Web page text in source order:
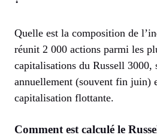
Quelle est la composition de
réunit 2 000 actions parmi les
capitalisations du Russell 3000,
annuellement (souvent fin juin)
capitalisation flottante.
Comment est calculé le